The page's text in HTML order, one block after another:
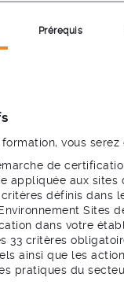
Prérequis
vous serez
de
appliquée aux sites
définis dans
Sites
dans votre
33 critères
ainsi que les
pratiques du